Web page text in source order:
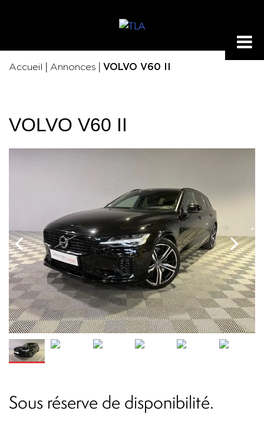
Accueil | Annonces | VOLVO V60 II
VOLVO V60 II
Sous réserve de disponibilité.